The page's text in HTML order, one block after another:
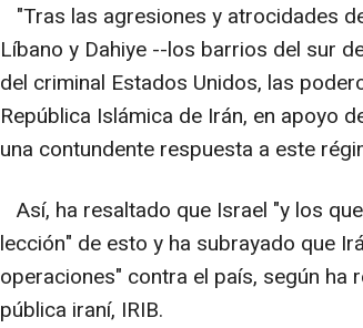
"Tras las agresiones y atrocidades
Líbano y Dahiye --los barrios del sur
del criminal Estados Unidos, las
República Islámica de Irán, en apoyo
una contundente respuesta a este
Así, ha resaltado que Israel "y los
lección" de esto y ha subrayado que
operaciones" contra el país, según ha
pública iraní, IRIB.